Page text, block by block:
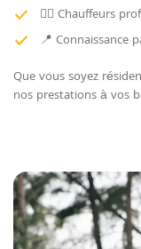
👨‍✈️ Chauffeurs
📍 Connaissance
Que vous soyez
nos prestations à vos